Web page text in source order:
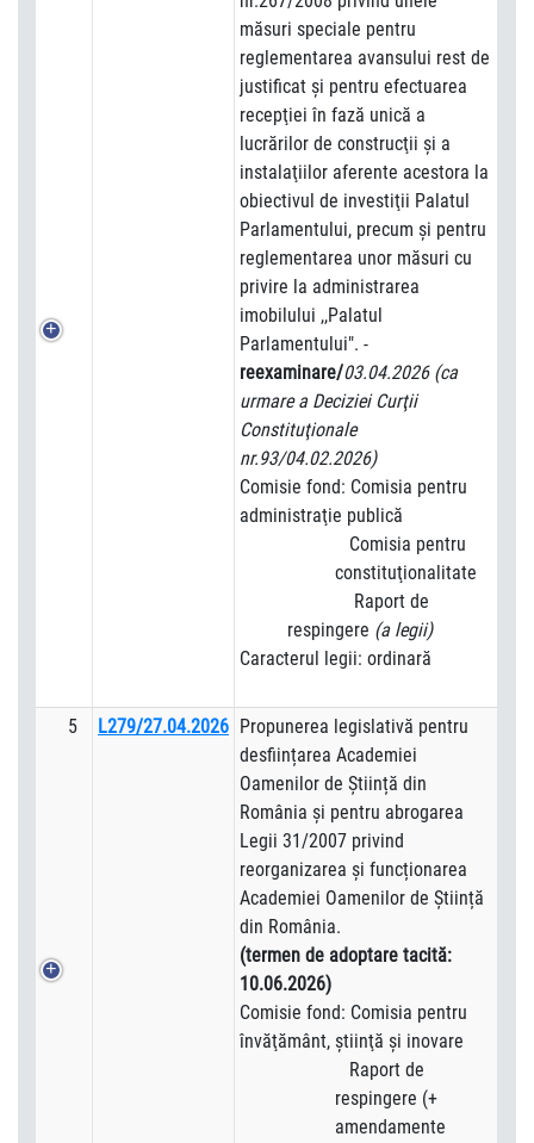
măsuri speciale pentru
reglementarea avansului rest de
justificat şi pentru efectuarea
recepţiei în fază unică a
lucrărilor de construcţii şi a
instalaţiilor aferente acestora la
obiectivul de investiţii Palatul
Parlamentului, precum şi pentru
reglementarea unor măsuri cu
privire la administrarea
imobilului ,,Palatul
Parlamentului". -
reexaminare/03.04.2026 (ca
urmare a Deciziei Curţii
Constituţionale
nr.93/04.02.2026)
Comisie fond: Comisia pentru
administraţie publică
Comisia pentru
constituţionalitate
Raport de
respingere (a legii)
Caracterul legii: ordinară
5 L279/27.04.2026 Propunerea legislativă pentru
desființarea Academiei
Oamenilor de Știință din
România și pentru abrogarea
Legii 31/2007 privind
reorganizarea și funcționarea
Academiei Oamenilor de Știință
din România.
(termen de adoptare tacită:
10.06.2026)
Comisie fond: Comisia pentru
învăţământ, ştiinţă și inovare
Raport de
respingere (+
amendamente